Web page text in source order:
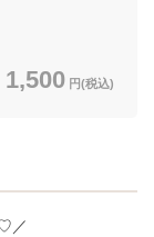
1,500 円(税込)
／